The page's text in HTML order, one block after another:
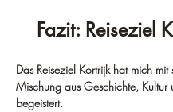
Fazit: Reiseziel
Das Reiseziel Kortrijk hat mich mit
Mischung aus Geschichte,
begeistert.